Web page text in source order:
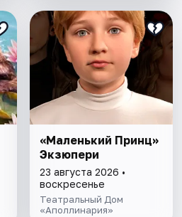
«Маленький Принц»
Экзюпери
23 августа 2026 •
воскресенье
Театральный Дом
«Аполлинария»